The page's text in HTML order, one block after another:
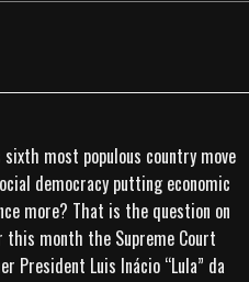
sixth most populous country move
democracy putting economic
more? That is the question on
month the Supreme Court
President Luis Inácio “Lula” da